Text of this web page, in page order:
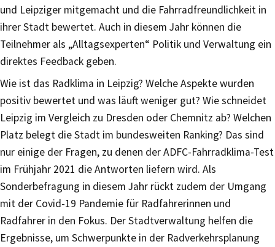
und Leipziger mitgemacht und die Fahrradfreundlichkeit in
ihrer Stadt bewertet. Auch in diesem Jahr können die
Teilnehmer als „Alltagsexperten“ Politik und Verwaltung ein
direktes Feedback geben.
Wie ist das Radklima in Leipzig? Welche Aspekte wurden
positiv bewertet und was läuft weniger gut? Wie schneidet
Leipzig im Vergleich zu Dresden oder Chemnitz ab? Welchen
Platz belegt die Stadt im bundesweiten Ranking? Das sind
nur einige der Fragen, zu denen der ADFC-Fahrradklima-Test
im Frühjahr 2021 die Antworten liefern wird. Als
Sonderbefragung in diesem Jahr rückt zudem der Umgang
mit der Covid-19 Pandemie für Radfahrerinnen und
Radfahrer in den Fokus. Der Stadtverwaltung helfen die
Ergebnisse, um Schwerpunkte in der Radverkehrsplanung